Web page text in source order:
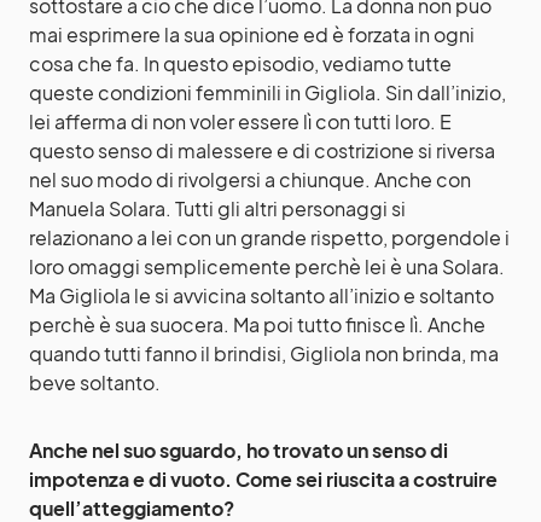
sottostare a ciò che dice l’uomo. La donna non può
mai esprimere la sua opinione ed è forzata in ogni
cosa che fa. In questo episodio, vediamo tutte
queste condizioni femminili in Gigliola. Sin dall’inizio,
lei afferma di non voler essere lì con tutti loro. E
questo senso di malessere e di costrizione si riversa
nel suo modo di rivolgersi a chiunque. Anche con
Manuela Solara. Tutti gli altri personaggi si
relazionano a lei con un grande rispetto, porgendole i
loro omaggi semplicemente perchè lei è una Solara.
Ma Gigliola le si avvicina soltanto all’inizio e soltanto
perchè è sua suocera. Ma poi tutto finisce lì. Anche
quando tutti fanno il brindisi, Gigliola non brinda, ma
beve soltanto.
Anche nel suo sguardo, ho trovato un senso di
impotenza e di vuoto. Come sei riuscita a costruire
quell’atteggiamento?